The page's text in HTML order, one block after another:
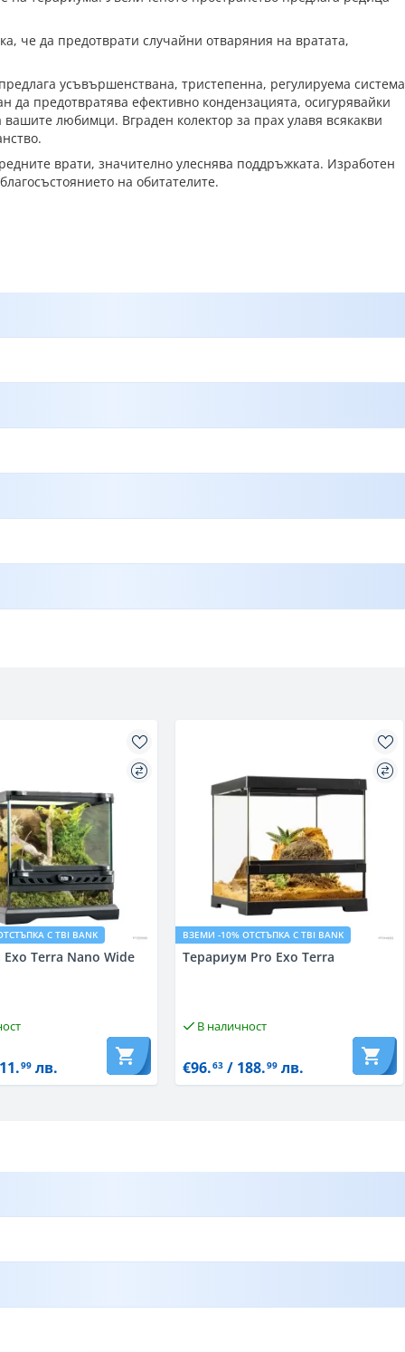
че да предотврати случайни отваряния на вратата,
усъвършенствана, тристепенна, регулируема система
да предотвратява ефективно кондензацията, осигурявайки
любимци. Вграден колектор за прах улавя всякакви
врати, значително улеснява поддръжката. Изработен
на обитателите.
С TBI BANK
Terra Nano Wide
99 лв.
ВЗЕМИ -10% ОТСТЪПКА С TBI BANK
Терариум Pro Exo Terra
В наличност
€96.63 / 188.99 лв.